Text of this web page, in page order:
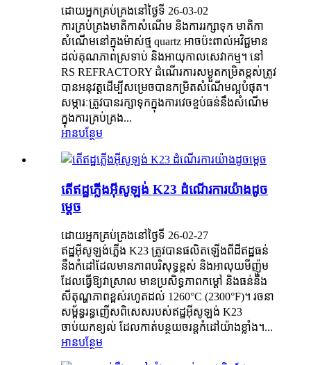
ដោយអ្នកគ្រប់គ្រងនៅថ្ងៃទី 26-03-02
ការគ្រប់គ្រងមាតិកាសំណើម និងការរក្សាទុក មាតិកា
សំណើមនៅក្នុងម៉ាស់ថ្ម quartz អាចប៉ះពាល់អវិជ្ជមាន
ដល់គុណភាពស្រទាប់ និងអាយុកាលសេវាកម្ម។ នៅ
RS REFRACTORY ដំណើរការសម្ងួតកម្រិតខ្ពស់ត្រូវ
បានអនុវត្តដើម្បីសម្រេចបានកម្រិតសំណើមល្អបំផុត។
សម្ភារៈត្រូវបានរក្សាទុកក្នុងការវេចខ្ចប់ធន់នឹងសំណើម
ក្នុងការគ្រប់គ្រង...
អានបន្ថែម
តើឥដ្ឋភ្លើងអ៊ីសូឡង់ K23 ដំណើរការយ៉ាងដូច
ម្តេច
ដោយអ្នកគ្រប់គ្រងនៅថ្ងៃទី 26-02-27
ឥដ្ឋអ៊ីសូឡង់ភ្លើង K23 ត្រូវបានផលិតឡើងពីដីឥដ្ឋធន់
នឹងកំដៅដែលមានភាពបរិសុទ្ធខ្ពស់ និងអាលុយមីញ៉ូម
ដែលធ្វើឱ្យវាស្រាល មានប្រសិទ្ធភាពកម្ដៅ និងធន់នឹង
សីតុណ្ហភាពខ្ពស់រហូតដល់ 1260°C (2300°F)។ រចនា
សម្ព័ន្ធរន្ធញើសពិសេសរបស់ឥដ្ឋអ៊ីសូឡង់ K23
ចាប់យកខ្យល់ ដែលកាត់បន្ថយចរន្តកំដៅយ៉ាងខ្លាំង។...
អានបន្ថែម